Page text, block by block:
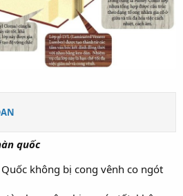
quốc
Quốc không bị cong vênh co ngót